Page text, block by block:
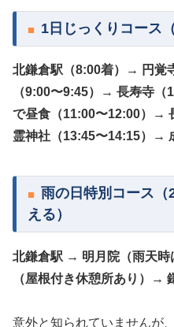
1日じっくりコース
北鎌倉駅（8:00着）→ 円覚
（9:00〜9:45）→ 長寿寺
で昼食（11:00〜12:00）→
霊神社（13:45〜14:15）→
雨の日特別コース
える）
北鎌倉駅 → 明月院（雨天
（屋根付き休憩所あり）→
意外と知られていませんが、